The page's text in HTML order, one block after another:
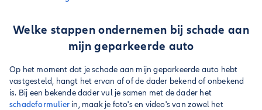
Welke stappen ondernemen bij schade aan
mijn geparkeerde auto
Op het moment dat je schade aan mijn geparkeerde auto hebt
vastgesteld, hangt het ervan af of de dader bekend of onbekend
is. Bij een bekende dader vul je samen met de dader het
schadeformulier in, maak je foto's en video's van zowel het